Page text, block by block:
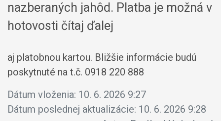
nazberaných jahôd. Platba je možná v
hotovosti čítaj ďalej
aj platobnou kartou. Bližšie informácie budú
poskytnuté na t.č. 0918 220 888
Dátum vloženia: 10. 6. 2026 9:27
Dátum poslednej aktualizácie: 10. 6. 2026 9:28